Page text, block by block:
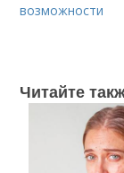
возможности
Читайте